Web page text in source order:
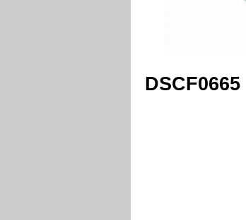
DSCF0665